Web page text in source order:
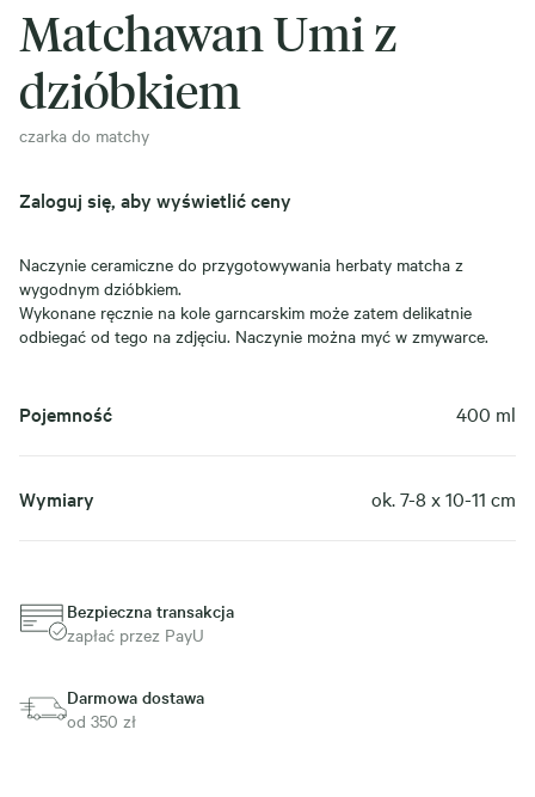
Matchawan Umi z
dzióbkiem
czarka do matchy
Zaloguj się, aby wyświetlić ceny
Naczynie ceramiczne do przygotowywania herbaty matcha z
wygodnym dzióbkiem.
Wykonane ręcznie na kole garncarskim może zatem delikatnie
odbiegać od tego na zdjęciu. Naczynie można myć w zmywarce.
Pojemność 400 ml
Wymiary ok. 7-8 x 10-11 cm
Bezpieczna transakcja
zapłać przez PayU
Darmowa dostawa
od 350 zł